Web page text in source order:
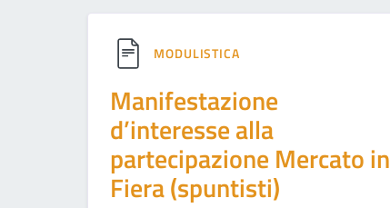
MODULISTICA
Manifestazione
d’interesse alla
partecipazione Mercato in
Fiera (spuntisti)